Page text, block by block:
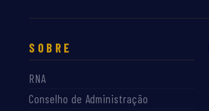
SOBRE
RNA
Conselho de Administração